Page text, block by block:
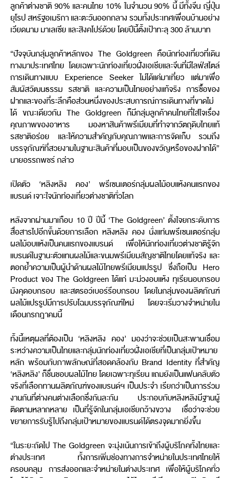
ลูกค้าต่างชาติ 90% และคนไทย 10% ในจำนวน 90% นี้ มีทั้งจีน ญี่ปุ่น
ยุโรป สหรัฐอเมริกา และตะวันออกกลาง รวมทั้งประเทศเพื่อนบ้านอย่าง
เวียดนาม มาเลเซีย และสิงคโปร์ด้วยโดยปีนี้ตั้งเป้าทะลุ 300 ล้านบาท
“ปัจจุบันกลุ่มลูกค้าหลักของ The Goldgreen คือนักท่องเที่ยวที่เดิน
ทางมาประเทศไทย โดยเฉพาะนักท่องเที่ยวฝั่งเอเชียและจีนที่มีไลฟ์สไตล์
การเดินทางแบบ Experience Seeker ไม่ได้แค่มาเที่ยว แต่มาเพื่อ
สัมผัสวัฒนธรรม รสชาติ และความเป็นไทยอย่างแท้จริง การซื้อของ
ฝากและของที่ระลึกคือส่วนหนึ่งของประสบการณ์การเดินทางที่ขาดไม่
ได้ ขณะเดียวกัน The Goldgreen ก็มีกลุ่มลูกค้าคนไทยที่ใส่ใจเรื่อง
คุณภาพของอาหาร มองหาสินค้าพรีเมียมที่ทำจากวัตถุดิบไทยแท้
รสชาติอร่อย และให้ความสำคัญกับคุณภาพและการจัดเก็บ รวมถึง
บรรจุภัณฑ์ที่สวยงามในฐานะสินค้าที่มอบเป็นของขวัญหรือของฝากได้”
นายอรรถพชร์ กล่าว
เปิดตัว ‘หลิงหลิง คอง’ พรีเซนเตอร์กลุ่มผลไม้อบแห้งคนแรกของ
แบรนด์ เจาะใจนักท่องเที่ยวต่างชาติทั่วโลก
หลังจากผ่านมาเกือบ 10 ปี ปีนี้ ‘The Goldgreen’ ตั้งใจยกระดับการ
สื่อสารไปอีกขั้นด้วยการเลือก หลิงหลิง คอง นั่งแท่นพรีเซนเตอร์กลุ่ม
ผลไม้อบแห้งเป็นคนแรกของแบรนด์ เพื่อให้นักท่องเที่ยวต่างชาติรู้จัก
แบรนด์ในฐานะตัวแทนผลไม้และขนมพรีเมียมสัญชาติไทยโดยแท้จริง และ
ตอกย้ำความเป็นผู้นำด้านผลไม้ไทยพรีเมียมแปรรูป ซึ่งถือเป็น Hero
Product ของ The Goldgreen ได้แก่ มะม่วงอบแห้ง ทุเรียนอบกรอบ
มังคุดอบกรอบ และสตรอว์เบอร์รีอบกรอบ โดยในกลุ่มของผลิตภัณฑ์
ผลไม้แปรรูปมีการปรับโฉมบรรจุภัณฑ์ใหม่ โดยจะเริ่มวางจำหน่ายใน
เดือนกรกฎาคมนี้
ทั้งนี้เหตุผลที่ต้องเป็น ‘หลิงหลิง คอง’มองว่าจะช่วยเป็นสะพานเชื่อม
ระหว่างความเป็นไทยและกลุ่มนักท่องเที่ยวฝั่งเอเชียที่เป็นกลุ่มเป้าหมาย
หลัก พร้อมกับภาพลักษณ์ที่สอดคล้องกับ Brand Identity ที่สำคัญ
‘หลิงหลิง’ ก็ชื่นชอบผลไม้ไทย โดยเฉพาะทุเรียน แถมยังเป็นแฟนคลับตัว
จริงที่เลือกทานผลิตภัณฑ์ของแบรนด์ฯ เป็นประจำ เรียกว่าเป็นการร่วม
งานกันที่ต่างคนต่างเลือกซึ่งกันละกัน ประกอบกับหลิงหลิงมีฐานผู้
ติดตามหลากหลาย เป็นที่รู้จักในกลุ่มเอเชียกว้างขวาง เชื่อว่าจะช่วย
ขยายการรับรู้ไปถึงกลุ่มเป้าหมายของแบรนด์ได้ตรงจุดมากยิ่งขึ้น
“ในระยะถัดไป The Goldgreen จะมุ่งเน้นการเข้าถึงผู้บริโภคทั้งไทยและ
ต่างประเทศ ทั้งการเพิ่มช่องทางการจำหน่ายในประเทศไทยให้
ครอบคลุม การส่งออกและจำหน่ายในต่างประเทศ เพื่อให้ผู้บริโภคทั่ว